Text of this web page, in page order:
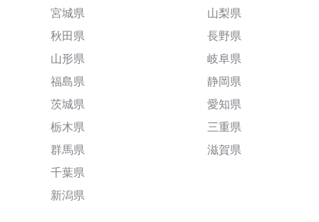
宮城県
秋田県
山形県
福島県
茨城県
栃木県
群馬県
千葉県
新潟県
山梨県
長野県
岐阜県
静岡県
愛知県
三重県
滋賀県